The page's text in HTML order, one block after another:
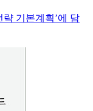
기본계획’에 담